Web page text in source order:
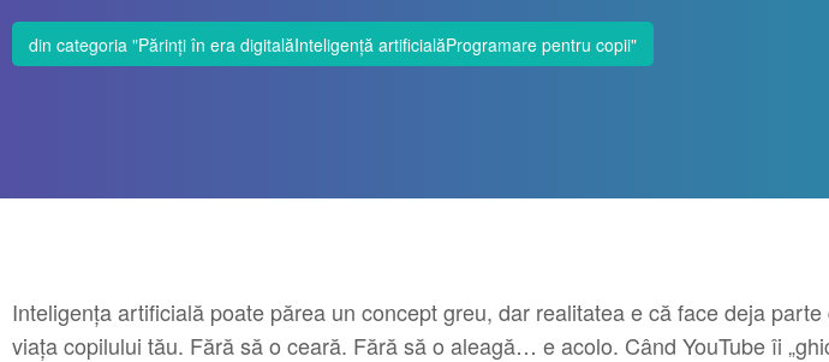
din categoria "Părinți în era digitalăInteligență artificialăProgramare pentru copii"
Inteligența artificială poate părea un concept greu, dar realitatea e că face deja parte
viața copilului tău. Fără să o ceară. Fără să o aleagă… e acolo. Când YouTube îi